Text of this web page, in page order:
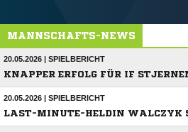
MANNSCHAFTS-NEWS
20.05.2026 | SPIELBERICHT
KNAPPER ERFOLG FÜR IF
20.05.2026 | SPIELBERICHT
LAST-MINUTE-HELDIN WALCZYK